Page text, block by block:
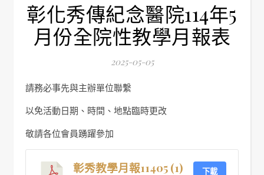
彰化秀傳紀念醫院114年5
月份全院性教學月報表
2025-05-05
請務必事先與主辦單位聯繫
以免活動日期、時間、地點臨時更改
敬請各位會員踴躍參加
彰秀教學月報11405 (1) 下載